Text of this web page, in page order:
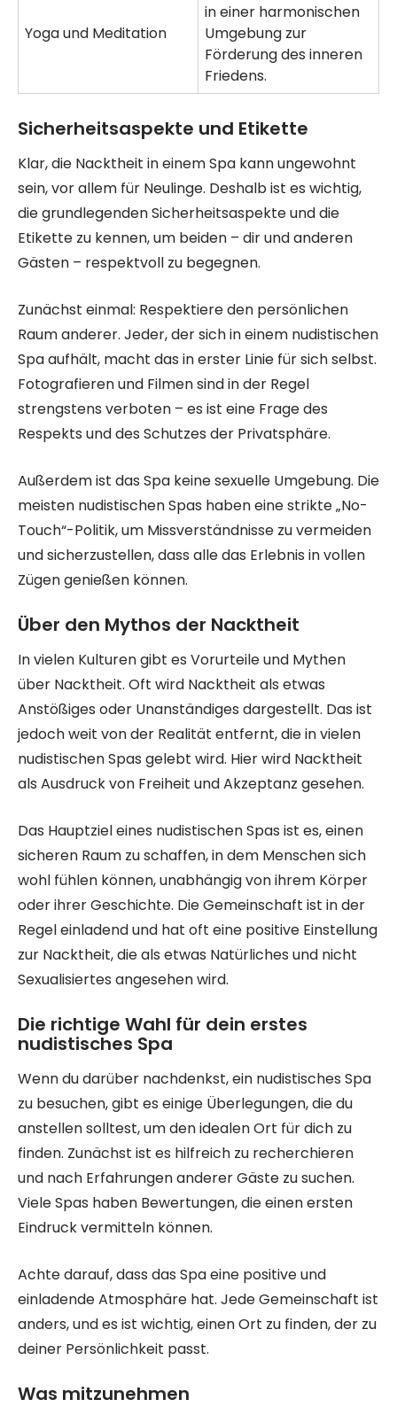
Yoga und Meditation
in einer harmonischen
Umgebung zur
Förderung des inneren
Friedens.
Sicherheitsaspekte und Etikette
Klar, die Nacktheit in einem Spa kann ungewohnt
sein, vor allem für Neulinge. Deshalb ist es wichtig,
die grundlegenden Sicherheitsaspekte und die
Etikette zu kennen, um beiden – dir und anderen
Gästen – respektvoll zu begegnen.
Zunächst einmal: Respektiere den persönlichen
Raum anderer. Jeder, der sich in einem nudistischen
Spa aufhält, macht das in erster Linie für sich selbst.
Fotografieren und Filmen sind in der Regel
strengstens verboten – es ist eine Frage des
Respekts und des Schutzes der Privatsphäre.
Außerdem ist das Spa keine sexuelle Umgebung. Die
meisten nudistischen Spas haben eine strikte „No-
Touch“-Politik, um Missverständnisse zu vermeiden
und sicherzustellen, dass alle das Erlebnis in vollen
Zügen genießen können.
Über den Mythos der Nacktheit
In vielen Kulturen gibt es Vorurteile und Mythen
über Nacktheit. Oft wird Nacktheit als etwas
Anstößiges oder Unanständiges dargestellt. Das ist
jedoch weit von der Realität entfernt, die in vielen
nudistischen Spas gelebt wird. Hier wird Nacktheit
als Ausdruck von Freiheit und Akzeptanz gesehen.
Das Hauptziel eines nudistischen Spas ist es, einen
sicheren Raum zu schaffen, in dem Menschen sich
wohl fühlen können, unabhängig von ihrem Körper
oder ihrer Geschichte. Die Gemeinschaft ist in der
Regel einladend und hat oft eine positive Einstellung
zur Nacktheit, die als etwas Natürliches und nicht
Sexualisiertes angesehen wird.
Die richtige Wahl für dein erstes
nudistisches Spa
Wenn du darüber nachdenkst, ein nudistisches Spa
zu besuchen, gibt es einige Überlegungen, die du
anstellen solltest, um den idealen Ort für dich zu
finden. Zunächst ist es hilfreich zu recherchieren
und nach Erfahrungen anderer Gäste zu suchen.
Viele Spas haben Bewertungen, die einen ersten
Eindruck vermitteln können.
Achte darauf, dass das Spa eine positive und
einladende Atmosphäre hat. Jede Gemeinschaft ist
anders, und es ist wichtig, einen Ort zu finden, der zu
deiner Persönlichkeit passt.
Was mitzunehmen